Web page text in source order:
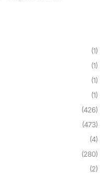
(1)
(1)
(1)
(1)
(426)
(473)
(4)
(280)
(2)